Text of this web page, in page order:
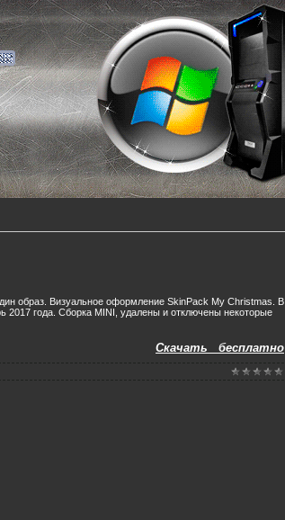
образ. Визуальное оформление SkinPack My Christmas. В
2017 года. Сборка MINI, удалены и отключены некоторые
Скачать бесплатно